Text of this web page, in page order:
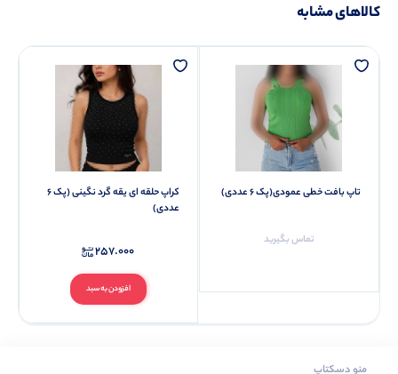
کالاهای مشابه
تاپ بافت خطی عمودی(پک 6 عددی)
تماس بگیرید
کراپ حلقه ای یقه گرد نگینی (پک 6
عددی)
افزودن به سبد
257.000